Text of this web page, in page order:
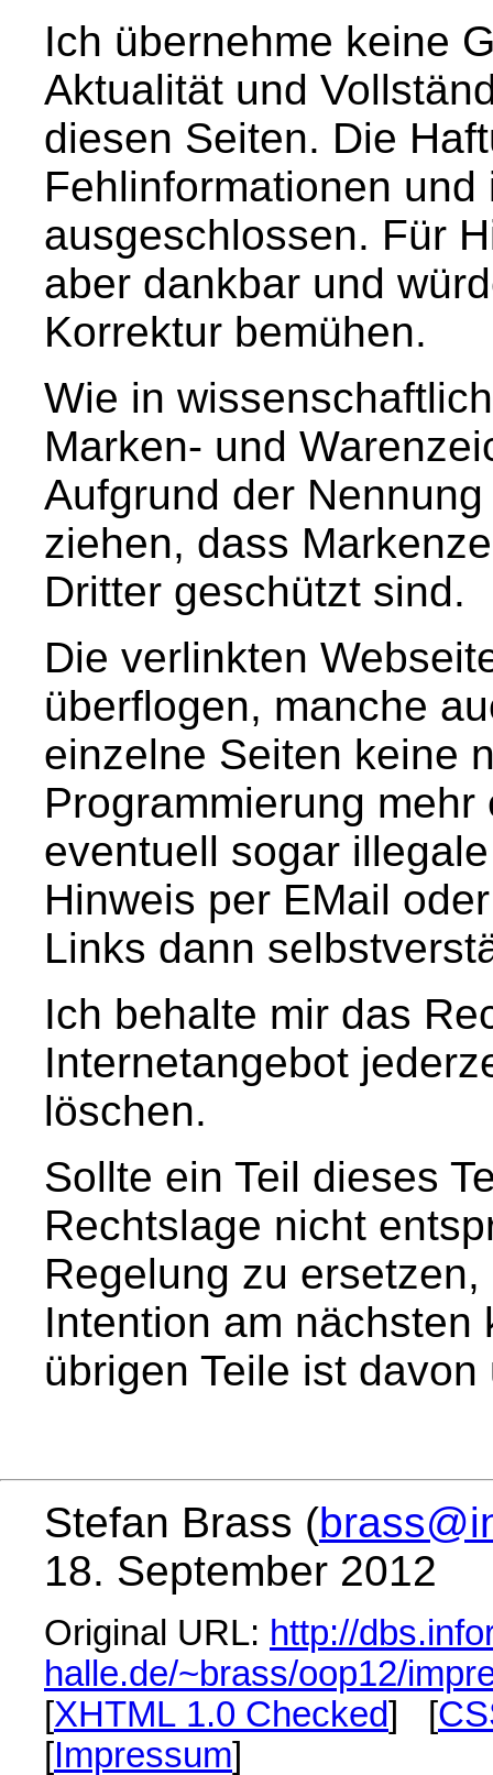
Ich übernehme keine
Aktualität und
diesen Seiten. Die
Fehlinformationen
ausgeschlossen. Für
aber dankbar und
Korrektur bemühen.
Wie in
Marken- und
Aufgrund der
ziehen, dass
Dritter geschützt sind.
Die verlinkten
überflogen, manche
einzelne Seiten keine
Programmierung
eventuell sogar
Hinweis per EMail
Links dann
Ich behalte mir das
Internetangebot
löschen.
Sollte ein Teil dieses
Rechtslage nicht
Regelung zu
Intention am nächsten
übrigen Teile ist
Stefan Brass (
18. September 2012
Original URL: http://
halle.de/~brass/oop12/
[XHTML 1.0 Checked] [
[Impressum]